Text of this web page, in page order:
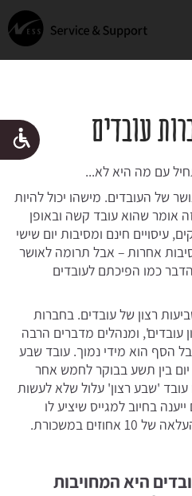
עובדים
עם מה היא לא...
של העובדים. מישהו יכול להיות
אומר שהוא עובד קשה ובאופן
עיסויים חינם ומסיבות יום שישי
אחרות – אבל תרומה לאושר
כמו הפיכתם לעובדים
רצון של עובדים. בחברות
עובדים', ומנהלים מדברים הרבה
הסף הוא מידי נמוך. עובד שבע
יום בין תשע בבוקר לחמש אחר
עובד 'שבע רצון' עלול שלא לעשות
בחיוב למגייס שיציע לו
עבודה בחברה אחרת תמורה העלאה של 10 אחוזים במשכורת.
היא המחויבות